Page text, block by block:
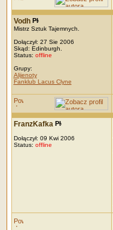
Vodh
Mistrz Sztuk Tajemnych.
Dołączył: 27 Sie 2006
Skąd: Edinburgh.
Status: offline
Grupy:
Alijenoty
Fanklub Lacus Clyne
FranzKafka
Dołączył: 09 Kwi 2006
Status: offline